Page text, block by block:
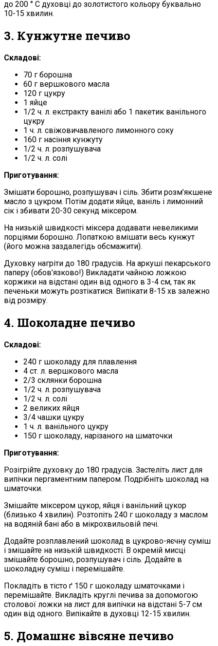
до 200 ° С духовці до золотистого кольору буквально
10-15 хвилин.
3. Кунжутне печиво
Складові:
70 г борошна
60 г вершкового масла
120 г цукру
1 яйце
1/2 ч. л. екстракту ванілі або 1 пакетик ванільного
цукру
1 ч. л. свіжовичавленого лимонного соку
160 г насіння кунжуту
1/2 ч. л. розпушувача
1/2 ч. л. солі
Приготування:
Змішати борошно, розпушувач і сіль. Збити розм’якшене
масло з цукром. Потім додати яйце, ваніль і лимонний
сік і збивати 20-30 секунд міксером.
На низькій швидкості міксера додавати невеликими
порціями борошно. Лопаткою вмішати весь кунжут
(його можна заздалегідь обсмажити).
Духовку нагріти до 180 градусів. На аркуші пекарського
паперу (обов’язково!) Викладати чайною ложкою
коржики на відстані один від одного в 3-4 см, так як
печеньки можуть розтікатися. Випікати 8-15 хв залежно
від розміру.
4. Шоколадне печиво
Складові:
240 г шоколаду для плавлення
4 ст. л. вершкового масла
2/3 склянки борошна
1/2 ч. л. розпушувача
1/2 ч. л. солі
2 великих яйця
3/4 чашки цукру
1 ч. л. ванільного цукру
150 г шоколаду, нарізаного на шматочки
Приготування:
Розігрійте духовку до 180 градусів. Застеліть лист для
випічки пергаментним папером. Подрібніть шоколад на
шматочки.
Змішайте міксером цукор, яйця і ванільний цукор
(близько 4 хвилин). Розтопіть 240 г шоколаду з маслом
на водяній бані або в мікрохвильовій печі.
Додайте розплавлений шоколад в цукрово-яєчну суміш
і змішайте на низькій швидкості. В окремій мисці
змішайте борошно, розпушувач і сіль. Додайте в
шоколадну суміш і перемішайте.
Покладіть в тісто ґ 150 г шоколаду шматочками і
перемішайте. Викладіть круглі печива за допомогою
столової ложки на лист для випічки на відстані 5-7 см
один від одного. Випікайте в духовці 12-15 хвилин.
5. Домашнє вівсяне печиво